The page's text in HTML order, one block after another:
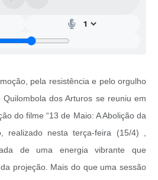
pela resistência e pelo orgulho
dos Arturos se reuniu em
do filme “13 de Maio: A Abolição da
realizado nesta terça-feira (15/4) ,
de uma energia vibrante que
projeção. Mais do que uma sessão